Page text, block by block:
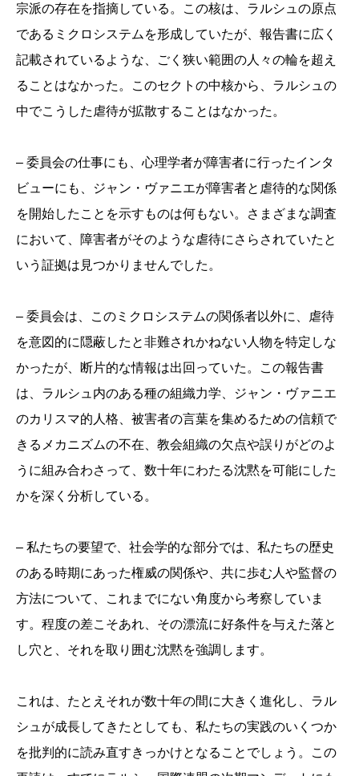
宗派の存在を指摘している。この核は、ラルシュの原点
であるミクロシステムを形成していたが、報告書に広く
記載されているような、ごく狭い範囲の人々の輪を超え
ることはなかった。このセクトの中核から、ラルシュの
中でこうした虐待が拡散することはなかった。
– 委員会の仕事にも、心理学者が障害者に行ったインタ
ビューにも、ジャン・ヴァニエが障害者と虐待的な関係
を開始したことを示すものは何もない。さまざまな調査
において、障害者がそのような虐待にさらされていたと
いう証拠は見つかりませんでした。
– 委員会は、このミクロシステムの関係者以外に、虐待
を意図的に隠蔽したと非難されかねない人物を特定しな
かったが、断片的な情報は出回っていた。この報告書
は、ラルシュ内のある種の組織力学、ジャン・ヴァニエ
のカリスマ的人格、被害者の言葉を集めるための信頼で
きるメカニズムの不在、教会組織の欠点や誤りがどのよ
うに組み合わさって、数十年にわたる沈黙を可能にした
かを深く分析している。
– 私たちの要望で、社会学的な部分では、私たちの歴史
のある時期にあった権威の関係や、共に歩む人や監督の
方法について、これまでにない角度から考察していま
す。程度の差こそあれ、その漂流に好条件を与えた落と
し穴と、それを取り囲む沈黙を強調します。
これは、たとえそれが数十年の間に大きく進化し、ラル
シュが成長してきたとしても、私たちの実践のいくつか
を批判的に読み直すきっかけとなることでしょう。この